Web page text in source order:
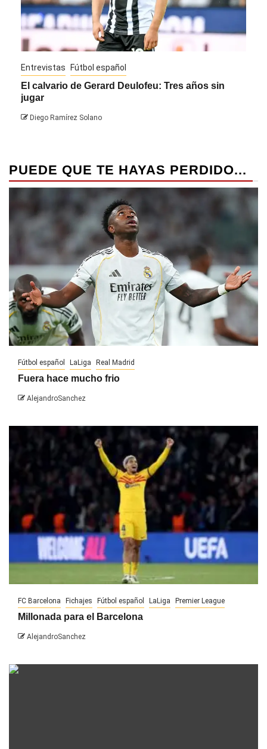
Entrevistas Fútbol español
El calvario de Gerard Deulofeu: Tres años sin
jugar
Diego Ramírez Solano
PUEDE QUE TE HAYAS PERDIDO...
Fútbol español LaLiga Real Madrid
Fuera hace mucho frio
AlejandroSanchez
FC Barcelona Fichajes Fútbol español LaLiga Premier League
Millonada para el Barcelona
AlejandroSanchez